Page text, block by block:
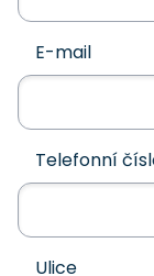
E-mail
Telefonní
Ulice